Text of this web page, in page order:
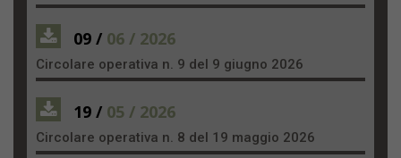
09 / 06 / 2026
Circolare operativa n. 9 del 9 giugno 2026
19 / 05 / 2026
Circolare operativa n. 8 del 19 maggio 2026